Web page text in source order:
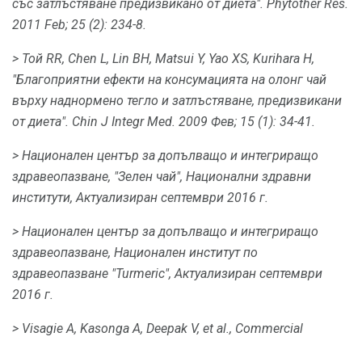
със затлъстяване предизвикано от диета". Phytother Res.
2011 Feb; 25 (2): 234-8.
> Той RR, Chen L, Lin BH, Matsui Y, Yao XS, Kurihara H,
"Благоприятни ефекти на консумацията на олонг чай
върху наднормено тегло и затлъстяване, предизвикани
от диета". Chin J Integr Med. 2009 Фев; 15 (1): 34-41.
> Национален център за допълващо и интегриращо
здравеопазване, "Зелен чай", Национални здравни
институти, Актуализиран септември 2016 г.
> Национален център за допълващо и интегриращо
здравеопазване, Национален институт по
здравеопазване "Turmeric", Актуализиран септември
2016 г.
> Visagie A, Kasonga A, Deepak V, et al., Commercial